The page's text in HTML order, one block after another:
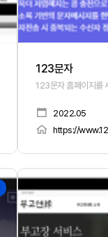
123문자
123문자 홈페이지를
2022.05
https://
157